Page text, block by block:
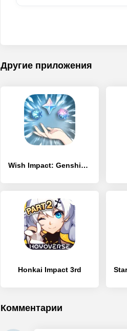
Другие приложения
Wish Impact: Genshin Wish Sim
Honkai Impact 3rd
Комментарии